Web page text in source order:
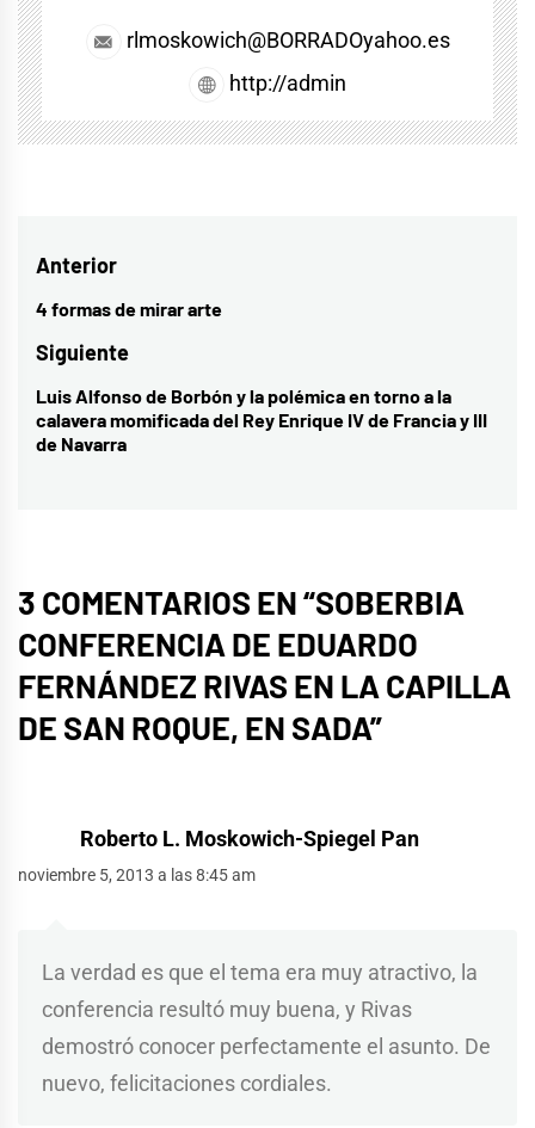
rlmoskowich@BORRADOyahoo.es
http://admin
Navegación
de
entradas
Anterior
Entrada
anterior:
4 formas de mirar arte
Siguiente
Entrada
siguiente:
Luis Alfonso de Borbón y la polémica en torno a la
calavera momificada del Rey Enrique IV de Francia y III
de Navarra
3 COMENTARIOS EN “SOBERBIA
CONFERENCIA DE EDUARDO
FERNÁNDEZ RIVAS EN LA CAPILLA
DE SAN ROQUE, EN SADA”
Roberto L. Moskowich-Spiegel Pan
noviembre 5, 2013 a las 8:45 am
La verdad es que el tema era muy atractivo, la
conferencia resultó muy buena, y Rivas
demostró conocer perfectamente el asunto. De
nuevo, felicitaciones cordiales.